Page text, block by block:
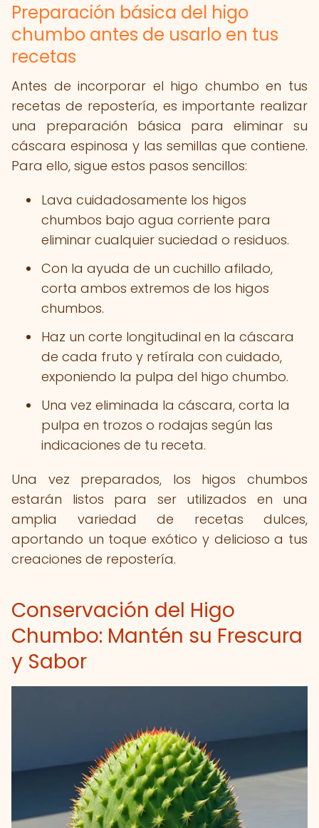
Preparación básica del higo
chumbo antes de usarlo en tus
recetas
Antes de incorporar el higo chumbo en tus
recetas de repostería, es importante realizar
una preparación básica para eliminar su
cáscara espinosa y las semillas que contiene.
Para ello, sigue estos pasos sencillos:
Lava cuidadosamente los higos
chumbos bajo agua corriente para
eliminar cualquier suciedad o residuos.
Con la ayuda de un cuchillo afilado,
corta ambos extremos de los higos
chumbos.
Haz un corte longitudinal en la cáscara
de cada fruto y retírala con cuidado,
exponiendo la pulpa del higo chumbo.
Una vez eliminada la cáscara, corta la
pulpa en trozos o rodajas según las
indicaciones de tu receta.
Una vez preparados, los higos chumbos
estarán listos para ser utilizados en una
amplia variedad de recetas dulces,
aportando un toque exótico y delicioso a tus
creaciones de repostería.
Conservación del Higo
Chumbo: Mantén su Frescura
y Sabor